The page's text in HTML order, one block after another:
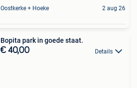
Oostkerke + Hoeke 2 aug 26
Bopita park in goede staat.
€ 40,00 Details